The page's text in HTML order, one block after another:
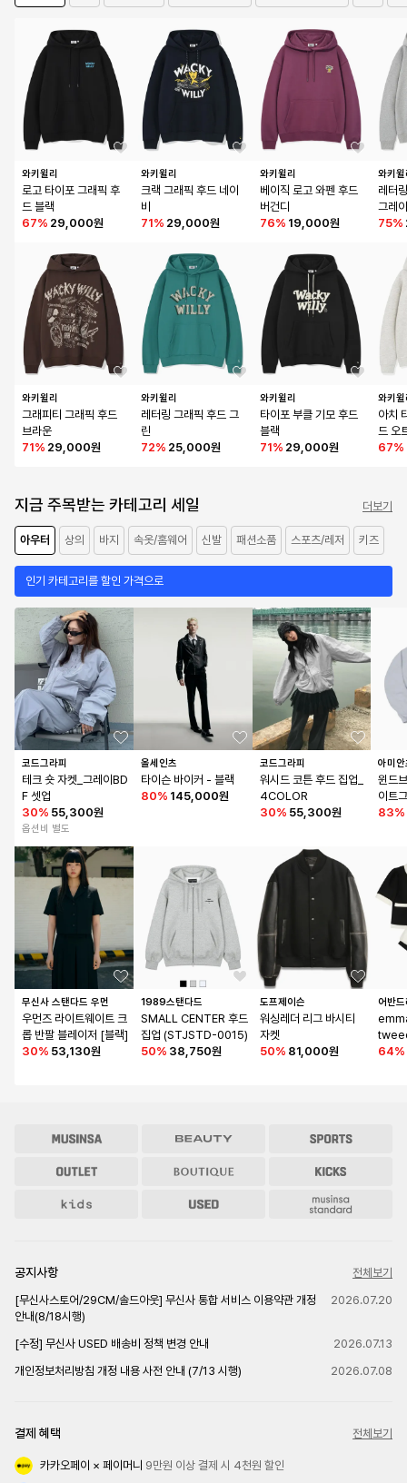
와키윌리
로고 타이포 그래픽 후
드 블랙
67% 29,000원
와키윌리
그래피티 그래픽 후드
브라운
71% 29,000원
와키윌리
크랙 그래픽 후드 네이
비
71% 29,000원
와키윌리
레터링 그래픽 후드 그
린
72% 25,000원
와키윌리
베이직 로고 와펜 후드
버건디
76% 19,000원
와키윌리
타이포 부클 기모 후드
블랙
71% 29,000원
와키
레터
그레
75%
와키
아치
드 오
67%
지금 주목받는 카테고리 세일 더보기
아우터 상의 바지 속옷/홈웨어 신발 패션소품 스포츠/레저 키즈
인기 카테고리를 할인 가격으로
코드그라피
테크 숏 자켓_그레이BD
F 셋업
30% 55,300원
옵션비 별도
무신사 스탠다드 우먼
우먼즈 라이트웨이트 크
롭 반팔 블레이저 [블랙]
30% 53,130원
올세인츠
타이슨 바이커 - 블랙
80% 145,000원
1989스탠다드
SMALL CENTER 후드
집업 (STJSTD-0015)
50% 38,750원
코드그라피
워시드 코튼 후드 집업_
4COLOR
30% 55,300원
도프제이슨
워싱레더 리그 바시티
자켓
50% 81,000원
아미
윈드
이트
83%
어반
L
64%
공지사항
전체보기
[무신사스토어/29CM/솔드아웃] 무신사 통합 서비스 이용약관 개정
안내(8/18시행)
2026.07.20
[수정] 무신사 USED 배송비 정책 변경 안내
2026.07.13
개인정보처리방침 개정 내용 사전 안내 (7/13 시행)
2026.07.08
결제 혜택 전체보기
카카오페이 × 페이머니 9만원 이상 결제 시 4천원 할인